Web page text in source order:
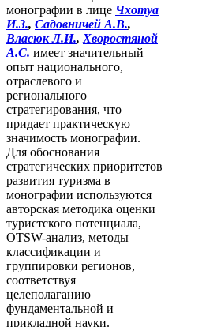
монографии в лице Чхотуа
И.З., Садовничей А.В.,
Власюк Л.И.,Хворостяной
А.С. имеет значительный
опыт национального,
отраслевого и
регионального
стратегирования, что
придает практическую
значимость монографии.
Для обоснования
стратегических приоритетов
развития туризма в
монографии используются
авторская методика оценки
туристского потенциала,
OTSW-анализ, методы
классификации и
группировки регионов,
соответствуя
целеполаганию
фундаментальной и
прикладной науки.